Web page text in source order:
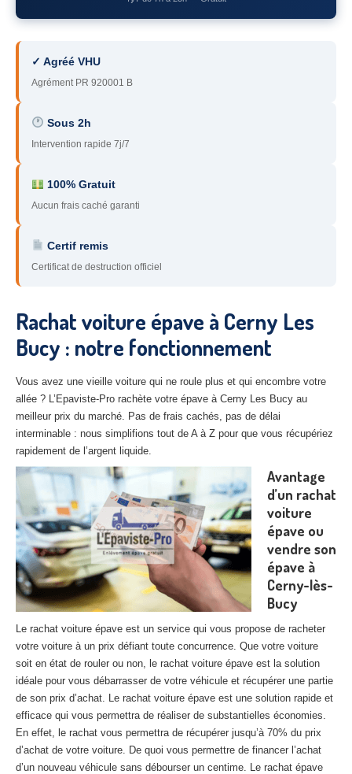
78– Yvelines
93– Seine-Saint-Denis
95– Val d’Oise
91 – Essonne
89– Yonne
60 – Oise
51– Marne
28 – Eure-et-Loir
10– Aube
02 – Aisne
les secteurs
CENTREVHU AGRÉE
Centreagréé VHU Paris 75 : casse auto avec destruction
Centreagréé VHU 77 : casse auto avec destruction
Centreagréé VHU 78 : casse auto avec destruction
Centreagréé VHU 91 : casse auto avec destruction
Centre agréé VHU 92 : casse auto avec destruction
Centreagréé VHU 93 : casse auto avec destruction
Centreagréé VHU 94 : casse auto avec destruction
Centreagréé VHU 95 : casse auto avec destruction
✓ Agréé VHU
Agrément PR 920001 B
Sous 2h
Intervention rapide 7j/7
100% Gratuit
Aucun frais caché garanti
Certif remis
Certificat de destruction officiel
Rachat voiture épave à Cerny Les
Bucy : notre fonctionnement
Vous avez une vieille voiture qui ne roule plus et qui encombre votre
allée ? L’Epaviste-Pro rachète votre épave à Cerny Les Bucy au
meilleur prix du marché. Pas de frais cachés, pas de délai
interminable : nous simplifions tout de A à Z pour que vous récupériez
rapidement de l’argent liquide.
Avantage
d’un rachat
voiture
épave ou
vendre son
épave à
Cerny-lès-
Bucy
Le rachat voiture épave est un service qui vous propose de racheter
votre voiture à un prix défiant toute concurrence. Que votre voiture
soit en état de rouler ou non, le rachat voiture épave est la solution
idéale pour vous débarrasser de votre véhicule et récupérer une partie
de son prix d’achat. Le rachat voiture épave est une solution rapide et
efficace qui vous permettra de réaliser de substantielles économies.
En effet, le rachat vous permettra de récupérer jusqu’à 70% du prix
d’achat de votre voiture. De quoi vous permettre de financer l’achat
d’un nouveau véhicule sans débourser un centime. Le rachat épave